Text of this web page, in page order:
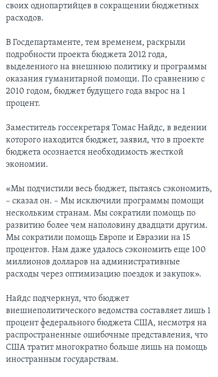
своих однопартийцев в сокращении бюджетных
расходов.
В Госдепартаменте, тем временем, раскрыли
подробности проекта бюджета 2012 года,
выделенного на внешнюю политику и программы
оказания гуманитарной помощи. По сравнению с
2010 годом, бюджет будущего года вырос на 1
процент.
Заместитель госсекретаря Томас Найдс, в ведении
которого находится бюджет, заявил, что в проекте
бюджета осознается необходимость жесткой
экономии.
«Мы подчистили весь бюджет, пытаясь сэкономить,
– сказал он. – Мы исключили программы помощи
нескольким странам. Мы сократили помощь по
развитию более чем наполовину двадцати другим.
Мы сократили помощь Европе и Евразии на 15
процентов. Нам даже удалось сэкономить еще 100
миллионов долларов на административные
расходы через оптимизацию поездок и закупок».
Найдс подчеркнул, что бюджет
внешнеполитического ведомства составляет лишь 1
процент федерального бюджета США, несмотря на
распространенные ошибочные представления, что
США тратит многократно больше лишь на помощь
иностранным государствам.